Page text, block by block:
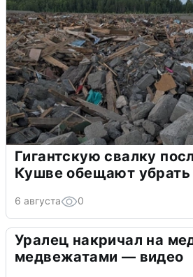
Гигантскую свалку
Кушве обещают убрать
6 августа 0
Уралец накричал на
медвежатами — видео